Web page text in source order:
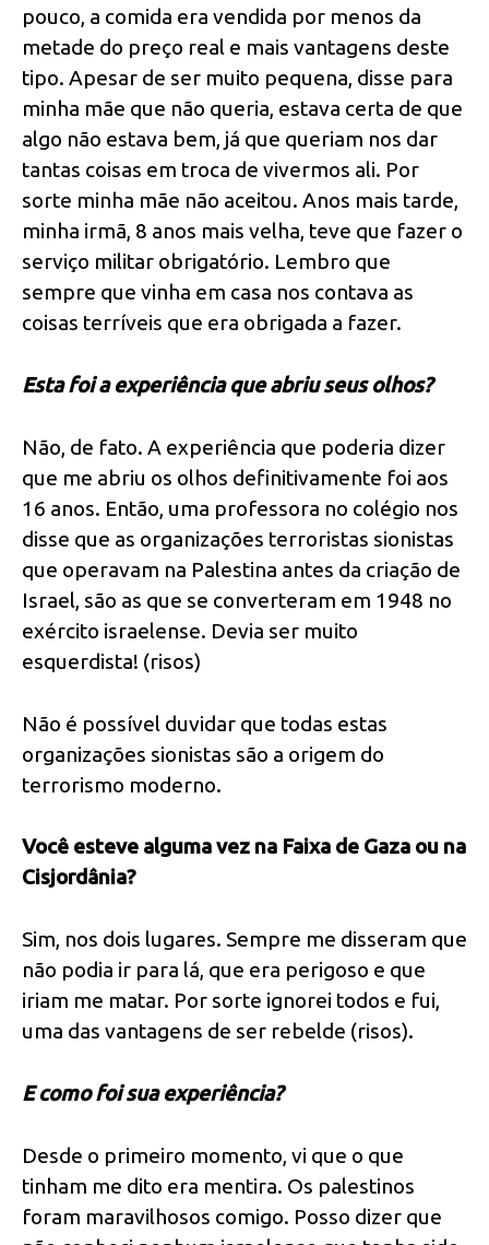
pouco, a comida era vendida por menos da
metade do preço real e mais vantagens deste
tipo. Apesar de ser muito pequena, disse para
minha mãe que não queria, estava certa de que
algo não estava bem, já que queriam nos dar
tantas coisas em troca de vivermos ali. Por
sorte minha mãe não aceitou. Anos mais tarde,
minha irmã, 8 anos mais velha, teve que fazer o
serviço militar obrigatório. Lembro que
sempre que vinha em casa nos contava as
coisas terríveis que era obrigada a fazer.
Esta foi a experiência que abriu seus olhos?
Não, de fato. A experiência que poderia dizer
que me abriu os olhos definitivamente foi aos
16 anos. Então, uma professora no colégio nos
disse que as organizações terroristas sionistas
que operavam na Palestina antes da criação de
Israel, são as que se converteram em 1948 no
exército israelense. Devia ser muito
esquerdista! (risos)
Não é possível duvidar que todas estas
organizações sionistas são a origem do
terrorismo moderno.
Você esteve alguma vez na Faixa de Gaza ou na
Cisjordânia?
Sim, nos dois lugares. Sempre me disseram que
não podia ir para lá, que era perigoso e que
iriam me matar. Por sorte ignorei todos e fui,
uma das vantagens de ser rebelde (risos).
E como foi sua experiência?
Desde o primeiro momento, vi que o que
tinham me dito era mentira. Os palestinos
foram maravilhosos comigo. Posso dizer que